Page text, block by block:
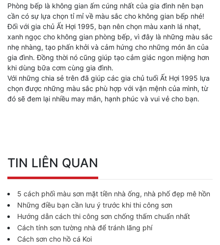
Phòng bếp là không gian ấm cúng nhất của gia đình nên bạn
cần có sự lựa chọn tỉ mỉ về màu sắc cho không gian bếp nhé!
Đối với gia chủ Ất Hợi 1995, bạn nên chọn màu xanh lá nhạt,
xanh ngọc cho không gian phòng bếp, vì đây là những màu sắc
nhẹ nhàng, tạo phấn khởi và cảm hứng cho những món ăn của
gia đình. Đồng thời nó cũng giúp tạo cảm giác ngon miệng hơn
khi dùng bữa cơm cùng gia đình.
Với những chia sẻ trên đã giúp các gia chủ tuổi Ất Hợi 1995 lựa
chọn được những màu sắc phù hợp với vận mệnh của mình, từ
đó sẽ đem lại nhiều may mắn, hạnh phúc và vui vẻ cho bạn.
TIN LIÊN QUAN
5 cách phối màu sơn mặt tiền nhà ống, nhà phố đẹp mê hồn
Những điều bạn cần lưu ý trước khi thi công sơn
Hướng dẫn cách thi công sơn chống thấm chuẩn nhất
Cách tính sơn tường nhà để tránh lãng phí
Cách sơn cho hồ cá Koi